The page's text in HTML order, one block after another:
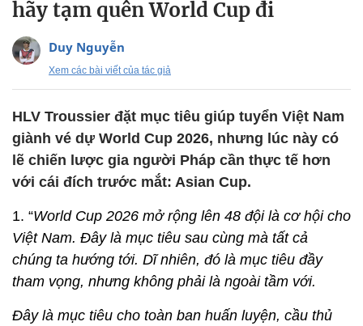
hãy tạm quên World Cup đi
Duy Nguyễn
Xem các bài viết của tác giả
HLV Troussier đặt mục tiêu giúp tuyển Việt Nam
giành vé dự World Cup 2026, nhưng lúc này có
lẽ chiến lược gia người Pháp cần thực tế hơn
với cái đích trước mắt: Asian Cup.
1. “World Cup 2026 mở rộng lên 48 đội là cơ hội cho
Việt Nam. Đây là mục tiêu sau cùng mà tất cả
chúng ta hướng tới. Dĩ nhiên, đó là mục tiêu đầy
tham vọng, nhưng không phải là ngoài tầm với.
Đây là mục tiêu cho toàn ban huấn luyện, cầu thủ